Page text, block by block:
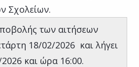
Σχολείων.
των αιτήσεων
18/02/2026 και λήγει
και ώρα 16:00.